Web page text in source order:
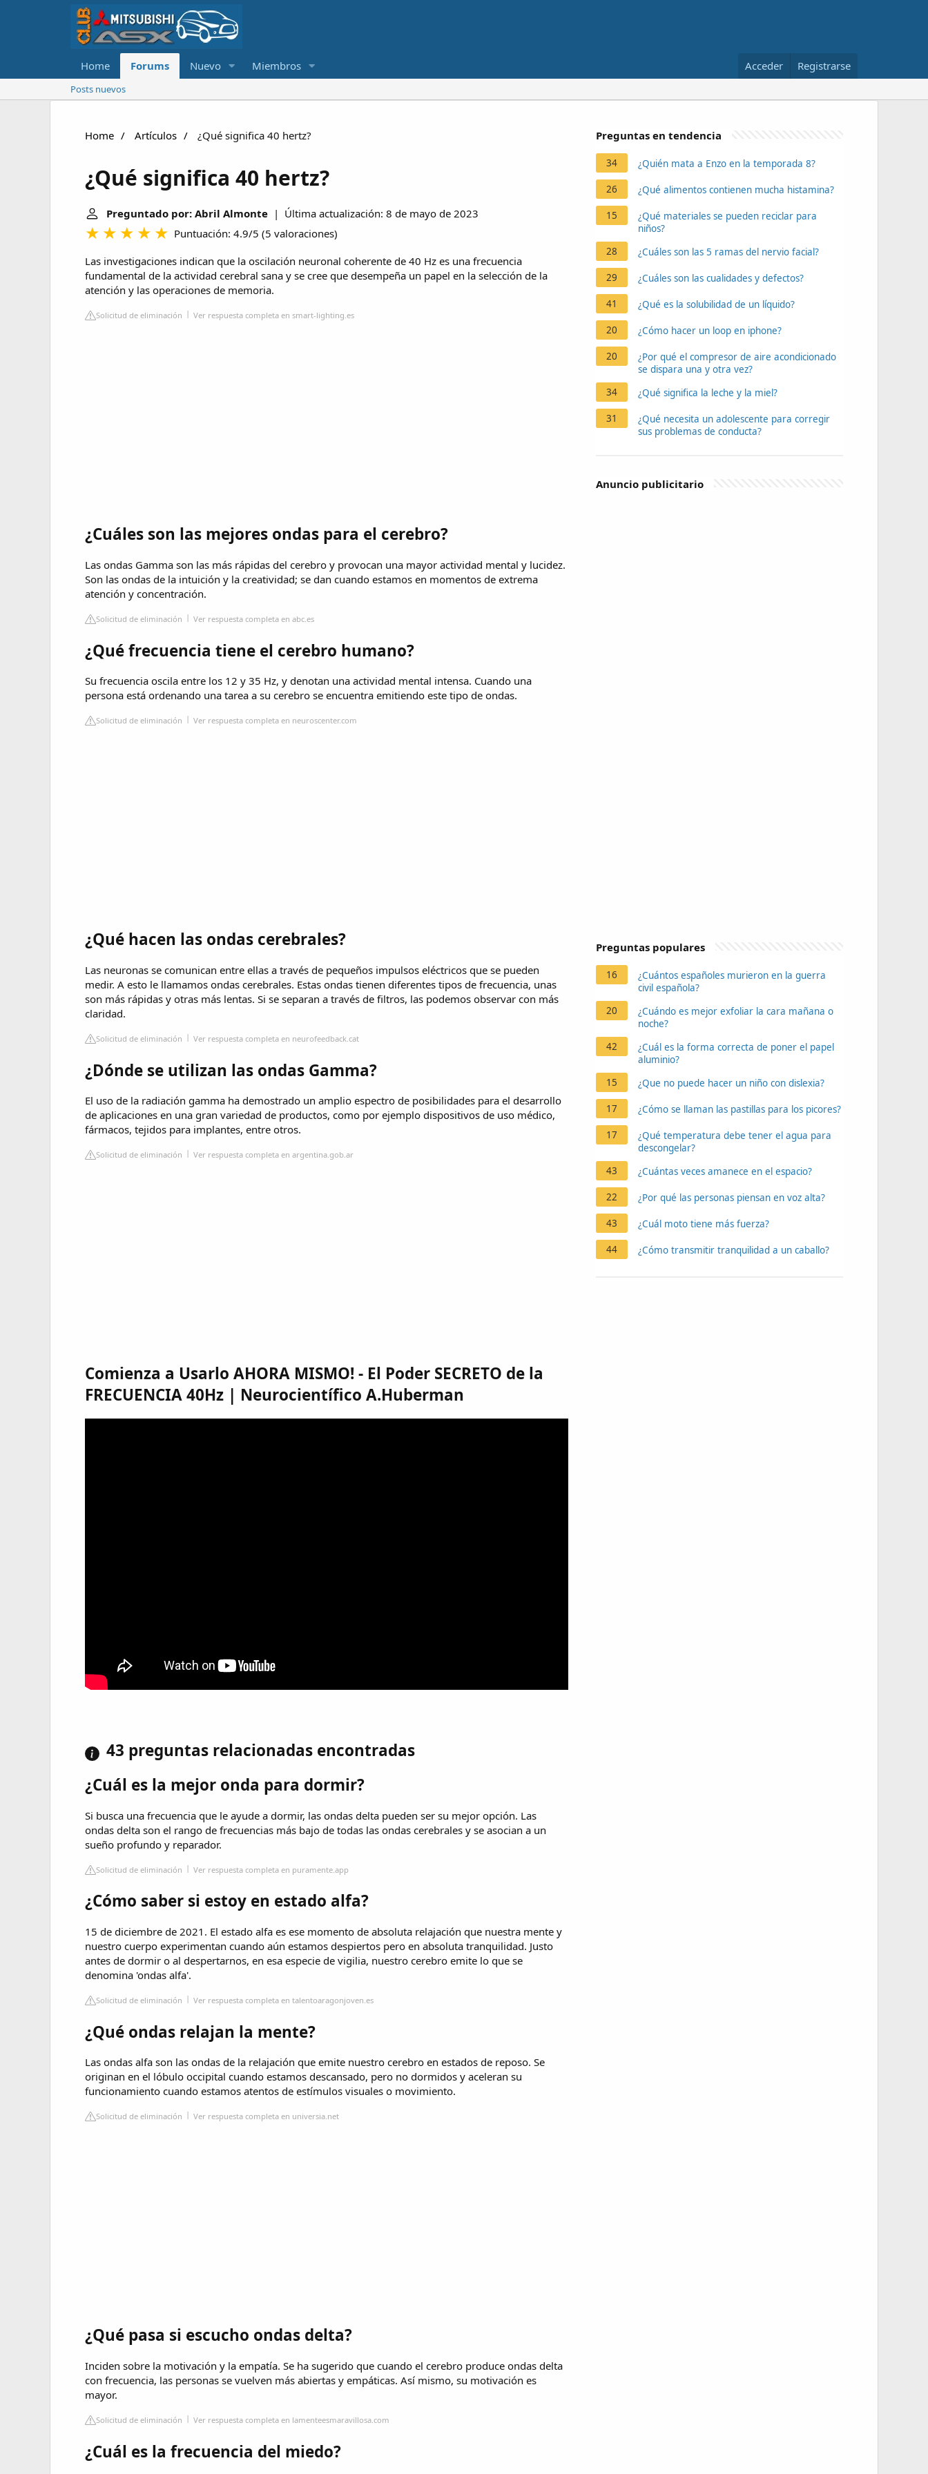
Home Forums Nuevo Miembros Acceder Registrarse
Posts nuevos
Home Artículos ¿Qué significa 40 hertz?
¿Qué significa 40 hertz?
Preguntado por: Abril Almonte | Última actualización: 8 de mayo de 2023
Puntuación: 4.9/5 (5 valoraciones)
Las investigaciones indican que la oscilación neuronal coherente de 40 Hz es una frecuencia
fundamental de la actividad cerebral sana y se cree que desempeña un papel en la selección de la
atención y las operaciones de memoria.
Solicitud de eliminación Ver respuesta completa en smart-lighting.es
¿Cuáles son las mejores ondas para el cerebro?
Las ondas Gamma son las más rápidas del cerebro y provocan una mayor actividad mental y lucidez.
Son las ondas de la intuición y la creatividad; se dan cuando estamos en momentos de extrema
atención y concentración.
Solicitud de eliminación Ver respuesta completa en abc.es
¿Qué frecuencia tiene el cerebro humano?
Su frecuencia oscila entre los 12 y 35 Hz, y denotan una actividad mental intensa. Cuando una
persona está ordenando una tarea a su cerebro se encuentra emitiendo este tipo de ondas.
Solicitud de eliminación Ver respuesta completa en neuroscenter.com
¿Qué hacen las ondas cerebrales?
Las neuronas se comunican entre ellas a través de pequeños impulsos eléctricos que se pueden
medir. A esto le llamamos ondas cerebrales. Estas ondas tienen diferentes tipos de frecuencia, unas
son más rápidas y otras más lentas. Si se separan a través de filtros, las podemos observar con más
claridad.
Solicitud de eliminación Ver respuesta completa en neurofeedback.cat
¿Dónde se utilizan las ondas Gamma?
El uso de la radiación gamma ha demostrado un amplio espectro de posibilidades para el desarrollo
de aplicaciones en una gran variedad de productos, como por ejemplo dispositivos de uso médico,
fármacos, tejidos para implantes, entre otros.
Solicitud de eliminación Ver respuesta completa en argentina.gob.ar
Comienza a Usarlo AHORA MISMO! - El Poder SECRETO de la
FRECUENCIA 40Hz | Neurocientífico A.Huberman
43 preguntas relacionadas encontradas
¿Cuál es la mejor onda para dormir?
Si busca una frecuencia que le ayude a dormir, las ondas delta pueden ser su mejor opción. Las
ondas delta son el rango de frecuencias más bajo de todas las ondas cerebrales y se asocian a un
sueño profundo y reparador.
Solicitud de eliminación Ver respuesta completa en puramente.app
¿Cómo saber si estoy en estado alfa?
15 de diciembre de 2021. El estado alfa es ese momento de absoluta relajación que nuestra mente y
nuestro cuerpo experimentan cuando aún estamos despiertos pero en absoluta tranquilidad. Justo
antes de dormir o al despertarnos, en esa especie de vigilia, nuestro cerebro emite lo que se
denomina 'ondas alfa'.
Solicitud de eliminación Ver respuesta completa en talentoaragonjoven.es
¿Qué ondas relajan la mente?
Las ondas alfa son las ondas de la relajación que emite nuestro cerebro en estados de reposo. Se
originan en el lóbulo occipital cuando estamos descansado, pero no dormidos y aceleran su
funcionamiento cuando estamos atentos de estímulos visuales o movimiento.
Solicitud de eliminación Ver respuesta completa en universia.net
¿Qué pasa si escucho ondas delta?
Inciden sobre la motivación y la empatía. Se ha sugerido que cuando el cerebro produce ondas delta
con frecuencia, las personas se vuelven más abiertas y empáticas. Así mismo, su motivación es
mayor.
Solicitud de eliminación Ver respuesta completa en lamenteesmaravillosa.com
¿Cuál es la frecuencia del miedo?
Preguntas en tendencia
34 ¿Quién mata a Enzo en la temporada 8?
26 ¿Qué alimentos contienen mucha histamina?
15
¿Qué materiales se pueden reciclar para
niños?
28
¿Cuáles son las 5 ramas del nervio facial?
29 ¿Cuáles son las cualidades y defectos?
41 ¿Qué es la solubilidad de un líquido?
20 ¿Cómo hacer un loop en iphone?
20
¿Por qué el compresor de aire acondicionado
se dispara una y otra vez?
34
¿Qué significa la leche y la miel?
31
¿Qué necesita un adolescente para corregir
sus problemas de conducta?
Anuncio publicitario
Preguntas populares
16
¿Cuántos españoles murieron en la guerra
civil española?
20
¿Cuándo es mejor exfoliar la cara mañana o
noche?
42
¿Cuál es la forma correcta de poner el papel
aluminio?
15
¿Que no puede hacer un niño con dislexia?
17 ¿Cómo se llaman las pastillas para los picores?
17
¿Qué temperatura debe tener el agua para
descongelar?
43
¿Cuántas veces amanece en el espacio?
22 ¿Por qué las personas piensan en voz alta?
43 ¿Cuál moto tiene más fuerza?
44 ¿Cómo transmitir tranquilidad a un caballo?